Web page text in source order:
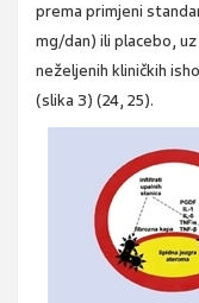
prema primjeni
mg/dan) ili placebo,
neželjenih kliničkih
(slika 3) (24, 25).